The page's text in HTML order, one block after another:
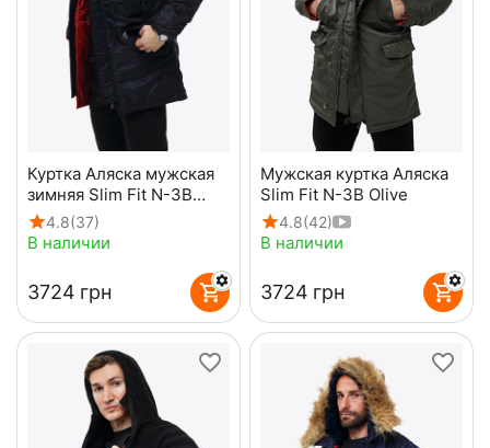
Куртка Аляска мужская
зимняя Slim Fit N-3B
Black
4.8(37)
В наличии
‍3724‍ грн
Мужская куртка Аляска
Slim Fit N-3B Olive
4.8(42)
В наличии
‍3724‍ грн